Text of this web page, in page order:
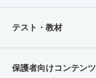
テスト・教材
保護者向けコンテンツ